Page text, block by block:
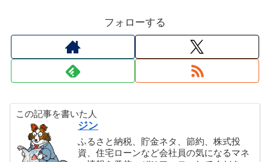
フォローする
この記事を書いた人
ジン
ふるさと納税、貯金ネタ、節約、株式投
資、住宅ローンなど会社員の気になるマネ